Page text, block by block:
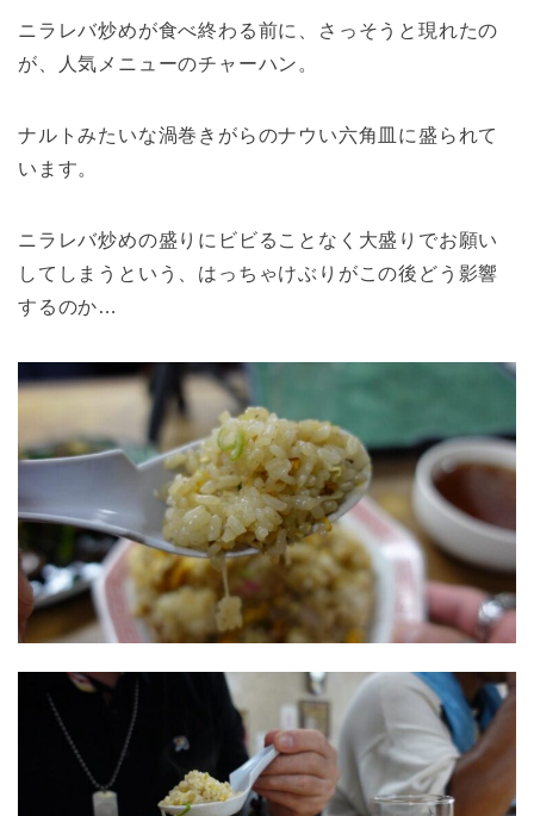
ニラレバ炒めが食べ終わる前に、さっそうと現れたの
が、人気メニューのチャーハン。
ナルトみたいな渦巻きがらのナウい六角皿に盛られて
います。
ニラレバ炒めの盛りにビビることなく大盛りでお願い
してしまうという、はっちゃけぶりがこの後どう影響
するのか…